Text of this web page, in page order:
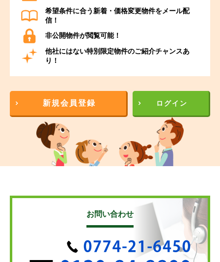
希望条件に合う新着・価格変更物件をメール配
信！
非公開物件が閲覧可能！
他社にはない特別限定物件のご紹介チャンスあ
り！
新規会員登録 ログイン
お問い合わせ